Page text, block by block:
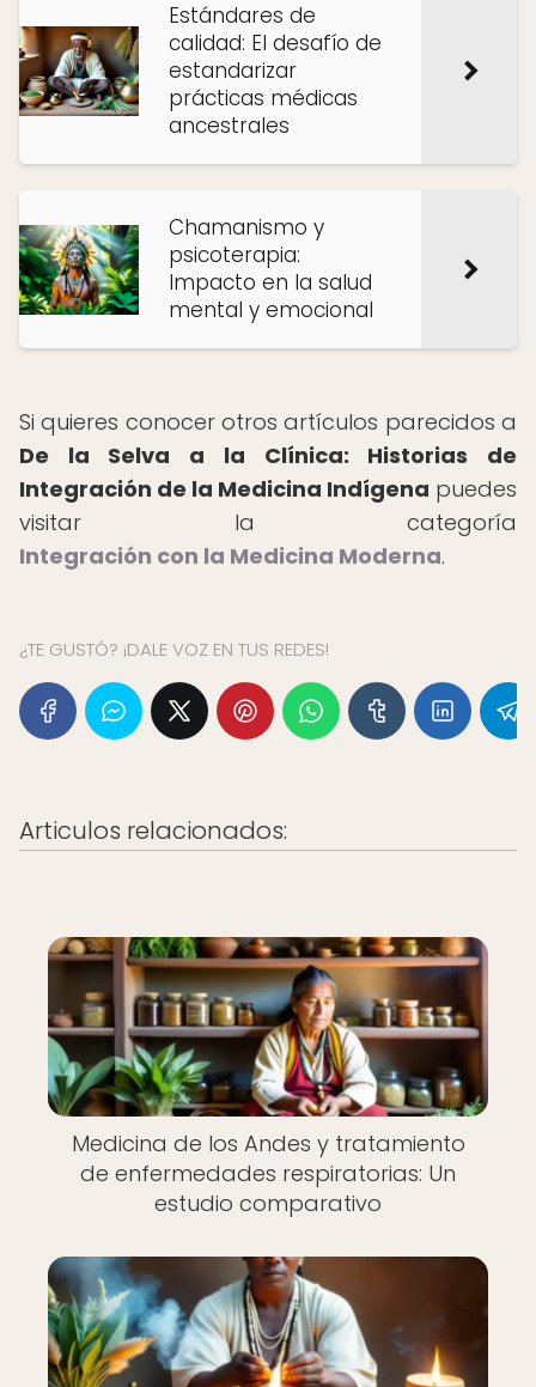
Estándares de
calidad: El desafío de
estandarizar
prácticas médicas
ancestrales
Chamanismo y
psicoterapia:
Impacto en la salud
mental y emocional
Si quieres conocer otros artículos parecidos a
De la Selva a la Clínica: Historias de
Integración de la Medicina Indígena puedes
visitar la categoría
Integración con la Medicina Moderna.
¿TE GUSTÓ? ¡DALE VOZ EN TUS REDES!
Articulos relacionados:
Medicina de los Andes y tratamiento
de enfermedades respiratorias: Un
estudio comparativo